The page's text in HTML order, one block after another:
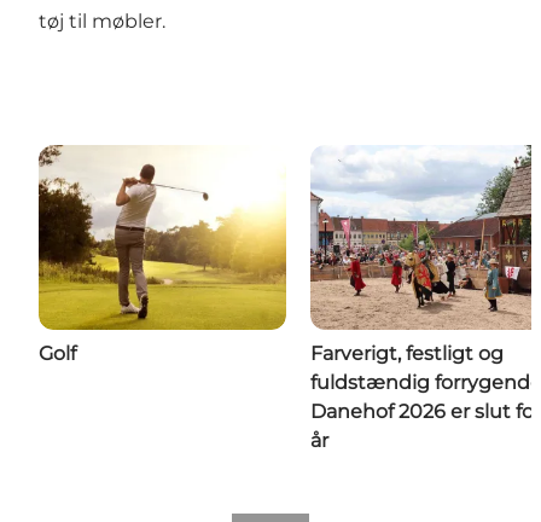
tøj til møbler.
Golf
Farverigt, festligt og
fuldstændig
Danehof 2026 er slut
år